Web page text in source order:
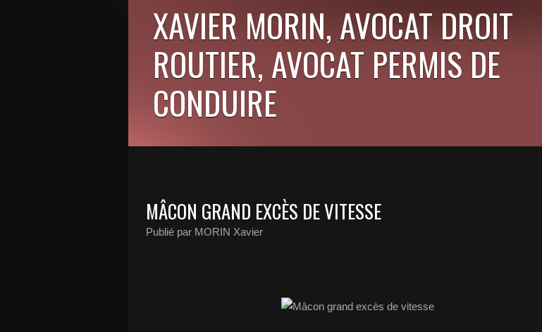
XAVIER MORIN, AVOCAT DROIT
ROUTIER, AVOCAT PERMIS DE
CONDUIRE
MÂCON GRAND EXCÈS DE VITESSE
Publié par MORIN Xavier